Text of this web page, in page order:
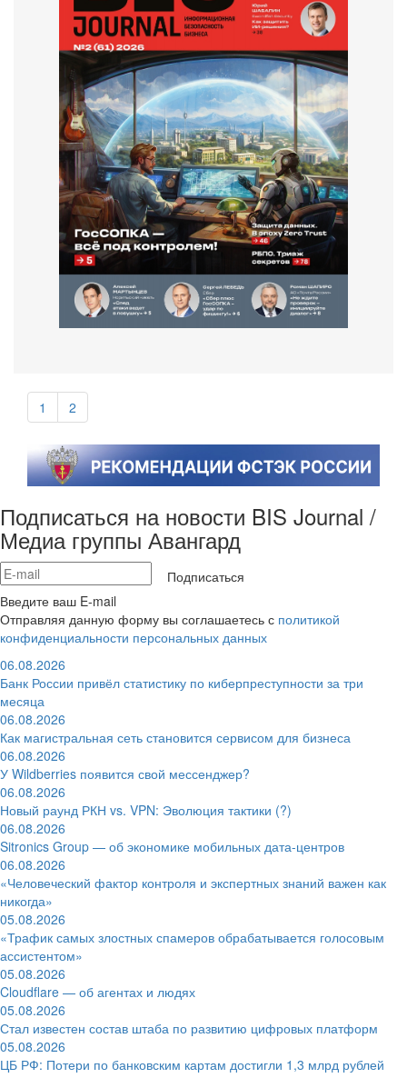
1 2
Подписаться на новости BIS Journal /
Медиа группы Авангард
Подписаться
Введите ваш E-mail
Отправляя данную форму вы соглашаетесь с политикой
конфиденциальности персональных данных
06.08.2026
Банк России привёл статистику по киберпреступности за три
месяца
06.08.2026
Как магистральная сеть становится сервисом для бизнеса
06.08.2026
У Wildberries появится свой мессенджер?
06.08.2026
Новый раунд РКН vs. VPN: Эволюция тактики (?)
06.08.2026
Sitronics Group — об экономике мобильных дата-центров
06.08.2026
«Человеческий фактор контроля и экспертных знаний важен как
никогда»
05.08.2026
«Трафик самых злостных спамеров обрабатывается голосовым
ассистентом»
05.08.2026
Cloudflare — об агентах и людях
05.08.2026
Стал известен состав штаба по развитию цифровых платформ
05.08.2026
ЦБ РФ: Потери по банковским картам достигли 1,3 млрд рублей